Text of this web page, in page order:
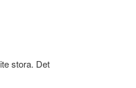
stora. Det